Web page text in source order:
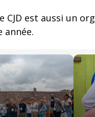
est aussi un
année.